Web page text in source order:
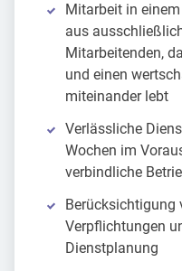
Mitarbeit in
aus
Mitarbeitenden,
und einen
miteinander lebt
Verlässliche
Wochen im
verbindliche
Berücksichtigung
Verpflichtungen
Dienstplanung